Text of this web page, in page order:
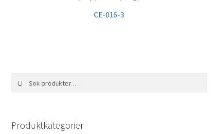
CE-016-3
Produktkategorier